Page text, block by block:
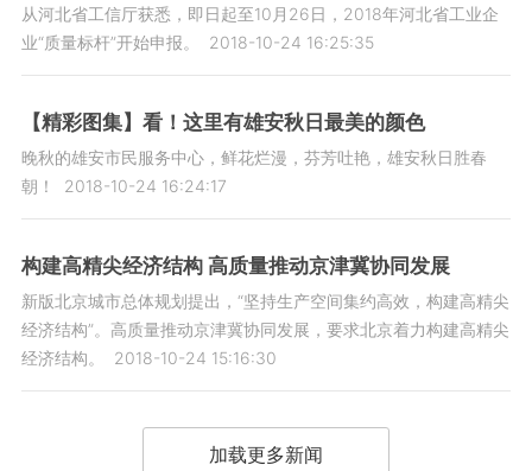
从河北省工信厅获悉，即日起至10月26日，2018年河北省工业企
业“质量标杆”开始申报。
2018-10-24 16:25:35
【精彩图集】看！这里有雄安秋日最美的颜色
晚秋的雄安市民服务中心，鲜花烂漫，芬芳吐艳，雄安秋日胜春
朝！
2018-10-24 16:24:17
构建高精尖经济结构 高质量推动京津冀协同发展
新版北京城市总体规划提出，“坚持生产空间集约高效，构建高精尖
经济结构”。高质量推动京津冀协同发展，要求北京着力构建高精尖
经济结构。
2018-10-24 15:16:30
加载更多新闻